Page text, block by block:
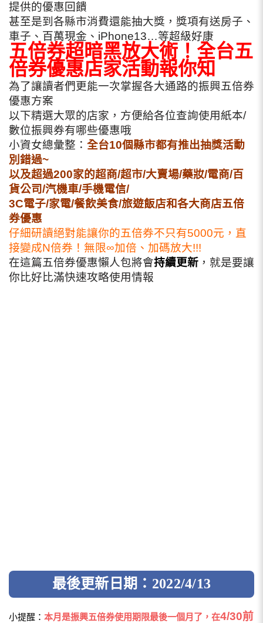
提供的優惠回饋
甚至是到各縣市消費還能抽大獎，獎項有送房子、
車子、百萬現金、iPhone13…等超級好康
五倍券超暗黑放大術！全台五
倍券優惠店家活動報你知
為了讓讀者們更能一次掌握各大通路的振興五倍券
優惠方案
以下精選大眾的店家，方便給各位查詢使用紙本/
數位振興券有哪些優惠哦
小資女總彙整： 全台10個縣市都有推出抽獎活動
別錯過~
以及超過200家的超商/超市/大賣場/藥妝/電商/百
貨公司/汽機車/手機電信/
3C電子/家電/餐飲美食/旅遊飯店和各大商店五倍
券優惠
仔細研讀絕對能讓你的五倍券不只有5000元，直
接變成N倍券！無限∞加倍、加碼放大!!!
在這篇五倍券優惠懶人包將會持續更新 ，就是要讓
你比好比滿快速攻略使用情報
最後更新日期：2022/4/13
小提醒： 本月是振興五倍券使用期限最後一個月了，在4/30前